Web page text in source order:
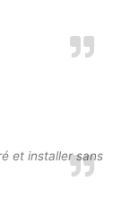
et installer sans